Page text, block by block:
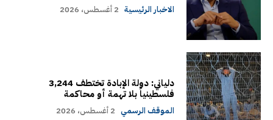
الاخبار الرئيسية 2 أغسطس، 2026
دلياني: دولة الإبادة تختطف 3,244
فلسطينياً بلا تهمة أو محاكمة
الموقف الرسمي 2 أغسطس، 2026